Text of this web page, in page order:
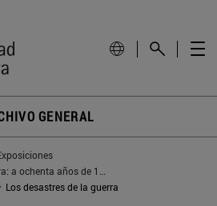
GENERAL
Los desastres de la guerra